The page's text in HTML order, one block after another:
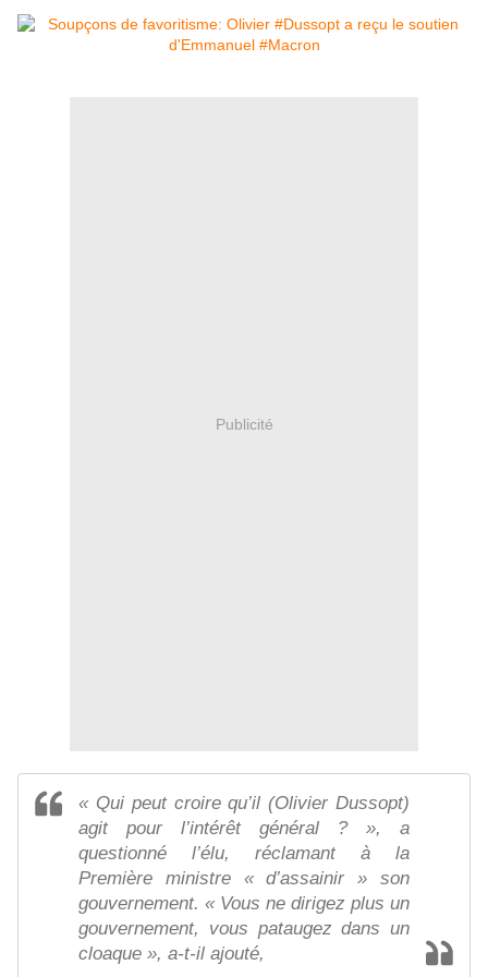
Publicité
« Qui peut croire qu’il (Olivier Dussopt)
agit pour l’intérêt général ? », a
questionné l’élu, réclamant à la
Première ministre « d’assainir » son
gouvernement. « Vous ne dirigez plus un
gouvernement, vous pataugez dans un
cloaque », a-t-il ajouté,